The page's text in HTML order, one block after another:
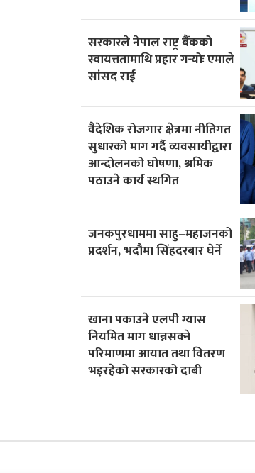
सरकारले नेपाल राष्ट्र बैंकको
स्वायत्ततामाथि प्रहार गर्‍योः एमाले
सांसद राई
वैदेशिक रोजगार क्षेत्रमा नीतिगत
सुधारको माग गर्दै व्यवसायीद्वारा
आन्दोलनको घोषणा, श्रमिक
पठाउने कार्य स्थगित
जनकपुरधाममा साहु–महाजनको
प्रदर्शन, भदौमा सिंहदरबार घेर्ने
खाना पकाउने एलपी ग्यास
नियमित माग धान्नसक्ने
परिमाणमा आयात तथा वितरण
भइरहेको सरकारको दाबी